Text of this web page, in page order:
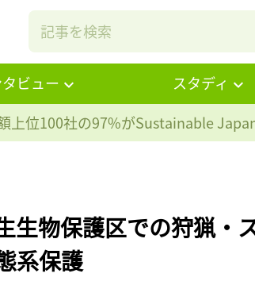
ビュー スタディ
上位100社の97%がSustainable
生物保護区での狩猟・
系保護